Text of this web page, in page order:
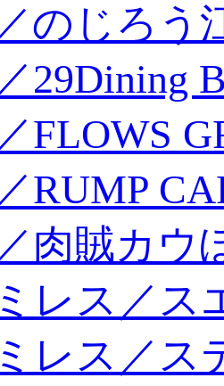
のじろう
29Dining
FLOWS
RUMP
肉賊カウ
レス／ス
レス／ス